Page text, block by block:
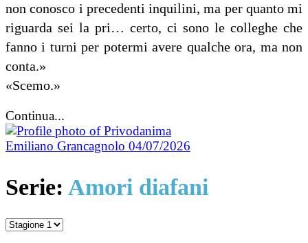
non conosco i precedenti inquilini, ma per quanto mi
riguarda sei la pri… certo, ci sono le colleghe che
fanno i turni per potermi avere qualche ora, ma non
conta.»
«Scemo.»
Continua...
Emiliano Grancagnolo 04/07/2026
Serie: Amori diafani